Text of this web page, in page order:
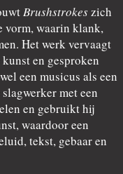
Brushstrokeszich
vorm, waarin klank,
Het werk vervaagt
en gesproken
een musicus als een
met een
en gebruikt hij
waardoor een
tekst, gebaar en